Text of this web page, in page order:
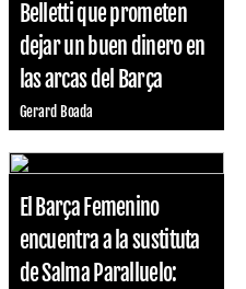
Belletti que prometen
dejar un buen dinero en
las arcas del Barça
Gerard Boada
El Barça Femenino
encuentra a la sustituta
de Salma Paralluelo: